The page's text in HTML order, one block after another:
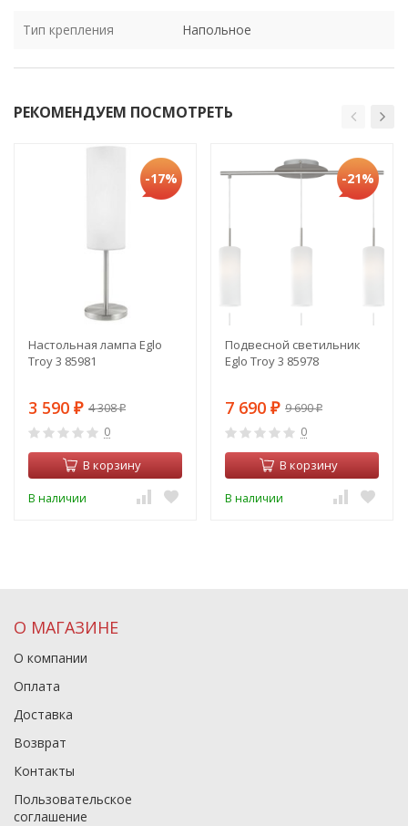
Тип крепления Напольное
РЕКОМЕНДУЕМ ПОСМОТРЕТЬ
-17%
Настольная лампа Eglo
Troy 3 85981
3 590 ₽ 4 308₽
0
В корзину
В наличии
-21%
Подвесной светильник
Eglo Troy 3 85978
7 690 ₽ 9 690₽
0
В корзину
В наличии
О МАГАЗИНЕ
О компании
Оплата
Доставка
Возврат
Контакты
Пользовательское
соглашение